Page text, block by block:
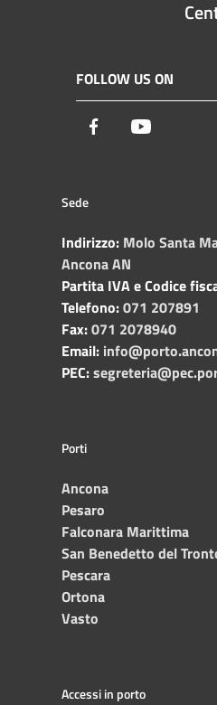
FOLLOW US ON
Facebook
Sede
Indirizzo: Molo Santa
Ancona AN
Partita IVA e Codice
Telefono:071 207891
Fax:071 2078940
Email:
PEC:
Porti
Ancona
Pesaro
Falconara Marittima
San Benedetto del
Pescara
Ortona
Vasto
Accessi in porto